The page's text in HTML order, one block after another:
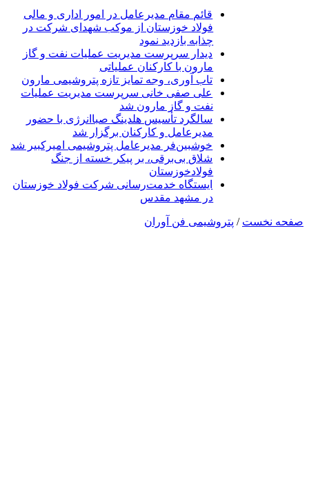
قائم مقام مدیرعامل در امور اداری و مالی
فولاد خوزستان از موکب شهدای شرکت در
چذابه بازدید نمود
دیدار سرپرست مدیریت عملیات نفت و گاز
مارون با کارکنان عملیاتی
تاب آوری، وجه تمایز تازه پتروشیمی مارون
علی صفی خانی سرپرست مدیریت عملیات
نفت و گاز مارون شد
سالگرد تأسیس هلدینگ صباانرژی با حضور
مدیرعامل و کارکنان برگزار شد
خوشبین‌فر مدیرعامل پتروشیمی امیرکبیر شد
شلاق‌ بی‌برقی، بر پیکر خسته‌ از جنگ
فولادخوزستان
ایستگاه خدمت‌رسانی شرکت فولاد خوزستان
در مشهد مقدس
صفحه نخست / پتروشیمی فن آوران